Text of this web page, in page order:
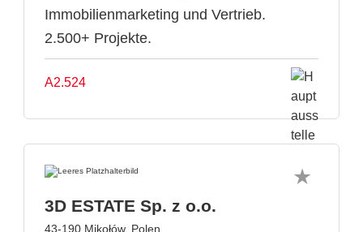
Immobilienmarketing und Vertrieb.
2.500+ Projekte.
A2.524
3D ESTATE Sp. z o.o.
43-190 Mikołów, Polen